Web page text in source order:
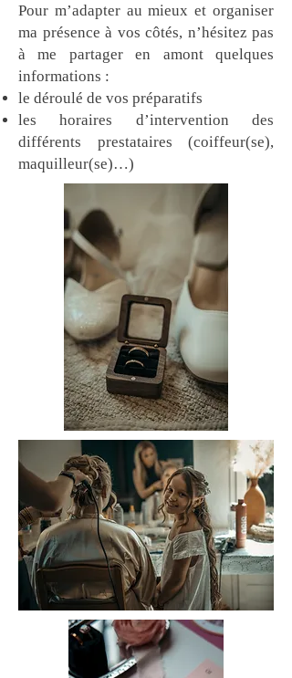
Pour m’adapter au mieux et organiser
ma présence à vos côtés, n’hésitez pas
à me partager en amont quelques
informations :
le déroulé de vos préparatifs
les horaires d’intervention des
différents prestataires (coiffeur(se),
maquilleur(se)…)